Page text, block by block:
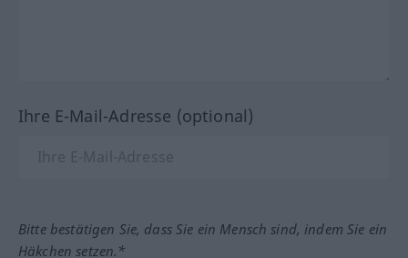
Ihre E-Mail-Adresse (optional)
Bitte bestätigen Sie, dass Sie ein Mensch sind, indem Sie ein
Häkchen setzen.*